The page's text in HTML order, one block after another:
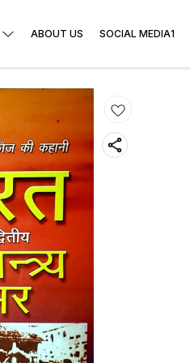
ABOUT US SOCIAL MEDIA1